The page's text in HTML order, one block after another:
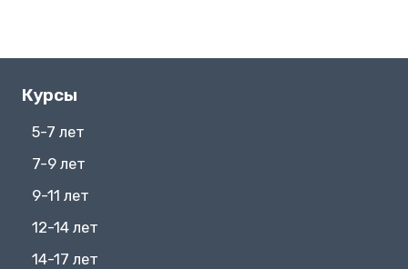
Курсы
5-7 лет
7-9 лет
9-11 лет
12-14 лет
14-17 лет